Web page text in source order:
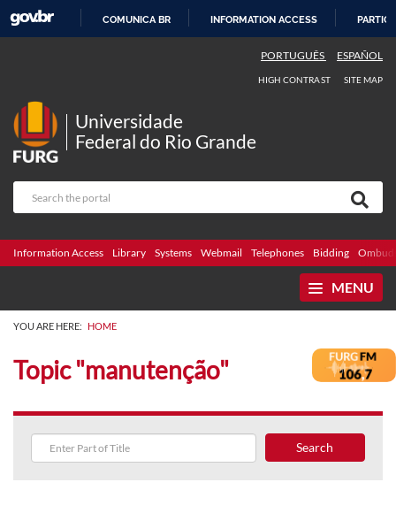
COMUNICA BR INFORMATION ACCESS
PORTUGUÊS ESPAÑOL
HIGH CONTRAST SITE MAP
Universidade
Federal do Rio Grande
Information Access Library Systems Webmail Telephones Bidding
MENU
YOU ARE HERE: HOME
Topic "manutenção"
Search